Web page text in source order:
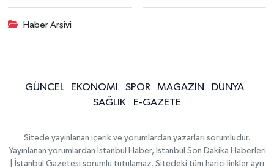
Haber Arşivi
GÜNCEL EKONOMİ SPOR MAGAZİN
DÜNYA
SAĞLIK
E-GAZETE
Sitede yayınlanan içerik ve yorumlardan yazarları sorumludur.
Yayınlanan yorumlardan İstanbul Haber, İstanbul Son Dakika Haberleri
| İstanbul Gazetesi sorumlu tutulamaz. Sitedeki tüm harici linkler ayrı